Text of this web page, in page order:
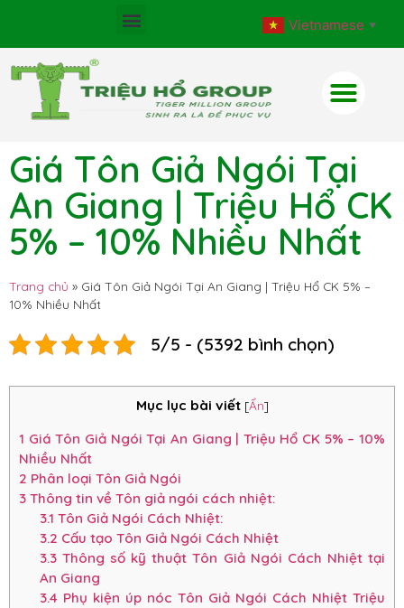
Vietnamese ▼
Giá Tôn Giả Ngói Tại
An Giang | Triệu Hổ CK
5% – 10% Nhiều Nhất
Trang chủ » Giá Tôn Giả Ngói Tại An Giang | Triệu Hổ CK 5% –
10% Nhiều Nhất
5/5 - (5392 bình chọn)
Mục lục bài viết [Ẩn]
1 Giá Tôn Giả Ngói Tại An Giang | Triệu Hổ CK 5% – 10%
Nhiều Nhất
2 Phân loại Tôn Giả Ngói
3 Thông tin về Tôn giả ngói cách nhiệt:
3.1 Tôn Giả Ngói Cách Nhiệt:
3.2 Cấu tạo Tôn Giả Ngói Cách Nhiệt
3.3Thông số kỹ thuật Tôn Giả Ngói Cách Nhiệt tại
An Giang
3.4 Phụ kiện úp nóc Tôn Giả Ngói Cách Nhiệt Triệu